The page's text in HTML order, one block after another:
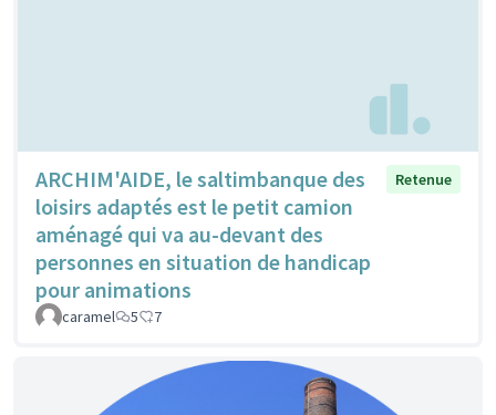
ARCHIM'AIDE, le saltimbanque des
loisirs adaptés est le petit camion
aménagé qui va au-devant des
personnes en situation de handicap
pour animations
Retenue
caramel 5 7